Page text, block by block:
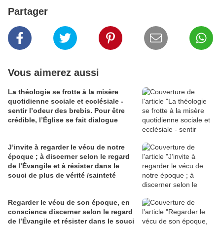
Partager
Vous aimerez aussi
La théologie se frotte à la misère
quotidienne sociale et ecclésiale -
sentir l’odeur des brebis. Pour être
crédible, l’Église se fait dialogue
J’invite à regarder le vécu de notre
époque ; à discerner selon le regard
de l’Évangile et à résister dans le
souci de plus de vérité /sainteté
Regarder le vécu de son époque, en
conscience discerner selon le regard
de l’Évangile et résister dans le souci